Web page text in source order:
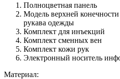
Полноцветная панель
Модель верхней
рукава одежды
Комплект для инъекций
Комплект сменных вен
Комплект кожи рук
Электронный носитель
Материал: